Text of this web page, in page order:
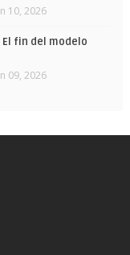
10, 2026
El fin del modelo
09, 2026